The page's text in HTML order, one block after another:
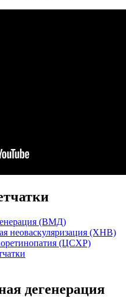
(ВМД)
неоваскуляризация (ХНВ)
(ЦСХР)
дегенерация